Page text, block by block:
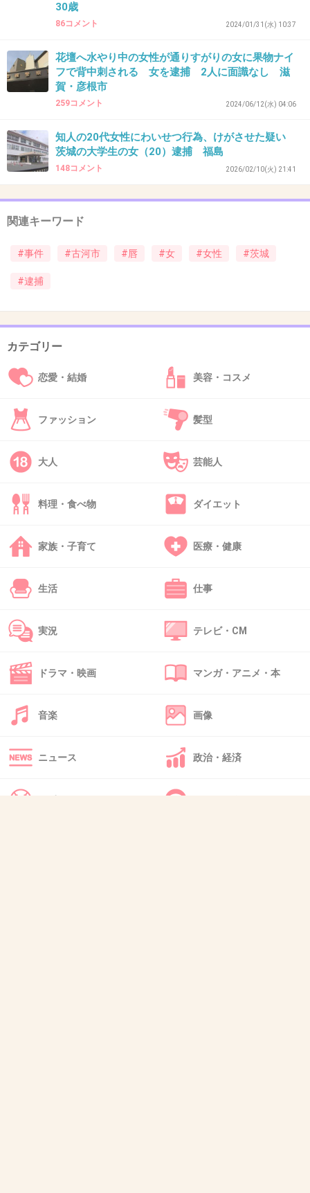
旦那がテレビの前通りかかった時にこの女の顔
+153 -8
男性ホルモン多そうな顔してる
+74 -3
>>1
近所の男性が外で体育座りしてる被害女性の写
真を何枚も撮ってたよね
でも警察には通報しなかったのが謎
その写真を証拠に通報してればこんな事にはな
らなかったかも…
3件の返信
+291
44. 匿名 2026/07/08(水) 17:01:26
大抵太ってて茶髪ロング、眉細、目細
+130
誰か図を描いてほしい
顔がどうなってるかよくわからない
46. 匿名
ジャバ・ザ・ハット系犯罪者
30歳
86コメント 2024/01/31(水) 10:37
花壇へ水やり中の女性が通りすがりの女に果物ナイ
フで背中刺される 女を逮捕 2人に面識なし 滋
賀・彦根市
259コメント 2024/06/12(水) 04:06
知人の20代女性にわいせつ行為、けがさせた疑い
茨城の大学生の女（20）逮捕 福島
148コメント 2026/02/10(火) 21:41
関連キーワード
#事件 #古河市 #唇 #女 #女性 #茨城
#逮捕
カテゴリー
恋愛・結婚 美容・コスメ
ファッション 髪型
大人 芸能人
料理・食べ物 ダイエット
家族・子育て 医療・健康
生活 仕事
実況 テレビ・CM
ドラマ・映画 マンガ・アニメ・本
音楽 画像
ニュース 政治・経済